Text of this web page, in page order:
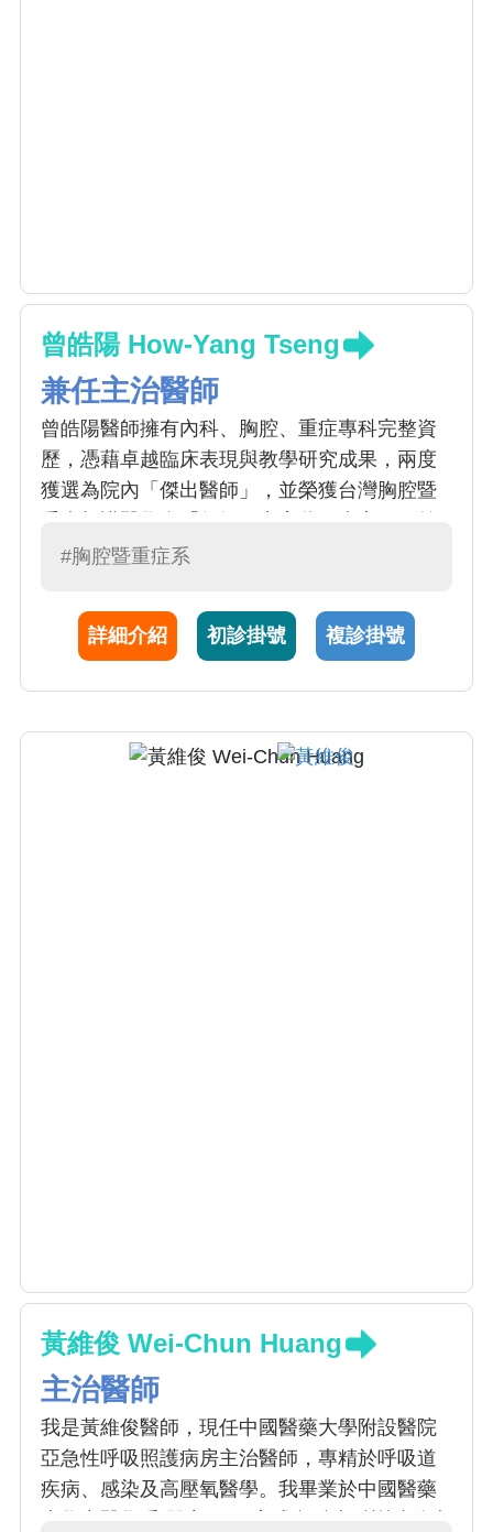
曾皓陽 How-Yang Tseng
兼任主治醫師
曾皓陽醫師擁有內科、胸腔、重症專科完整資
歷，憑藉卓越臨床表現與教學研究成果，兩度
獲選為院內「傑出醫師」，並榮獲台灣胸腔暨
亦受聘本校醫學系擔任兼任助理教授。曾醫師
國際智慧醫療戴維斯卓越獎」，以及「 NHQA
國家醫療品質獎」及 「 SNQ 國家品質標章」
台各醫院及學會進行專題演講。曾醫師致力於
將尖端研究與臨床實務接軌，為患者提供精準
#胸腔暨重症系
詳細介紹 初診掛號 複診掛號
黃維俊 Wei-Chun Huang
主治醫師
我是黃維俊醫師，現任中國醫藥大學附設醫院
亞急性呼吸照護病房主治醫師，專精於呼吸道
疾病、感染及高壓氧醫學。我畢業於中國醫藥